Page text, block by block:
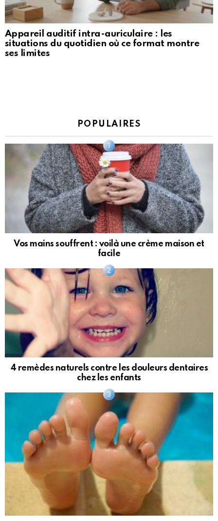
Appareil auditif intra-auriculaire : les
situations du quotidien où ce format montre
ses limites
POPULAIRES
Vos mains souffrent : voilà une crème maison et
facile
4 remèdes naturels contre les douleurs dentaires
chez les enfants